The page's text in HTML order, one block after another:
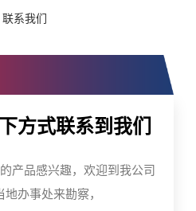
联系我们
方式联系到我们
产品感兴趣，欢迎到我公司
办事处来勘察，